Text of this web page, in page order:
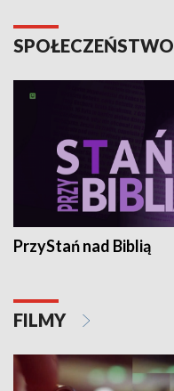
SPOŁECZEŃSTWO
PrzyStań nad Biblią
FILMY